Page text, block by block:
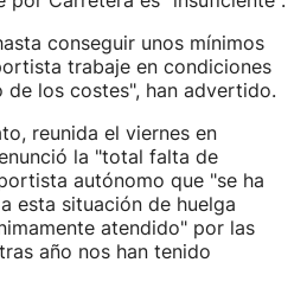
conseguir unos mínimos
trabaje en condiciones
los costes", han advertido.
reunida el viernes en
la "total falta de
autónomo que "se ha
esta situación de huelga
atendido" por las
año nos han tenido